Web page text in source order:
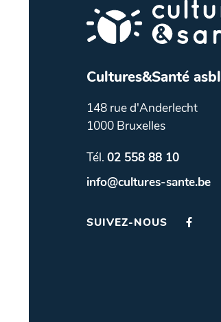
Cultures&Santé asbl
148 rue d'Anderlecht
1000 Bruxelles
Tél. 02 558 88 10
info@cultures-sante.be
SUIVEZ-NOUS